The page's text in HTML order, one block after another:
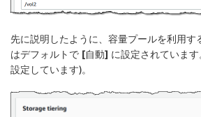
先に説明したように、容量プールを利用す
はデフォルトで [自動] に設定されていま
設定しています)。